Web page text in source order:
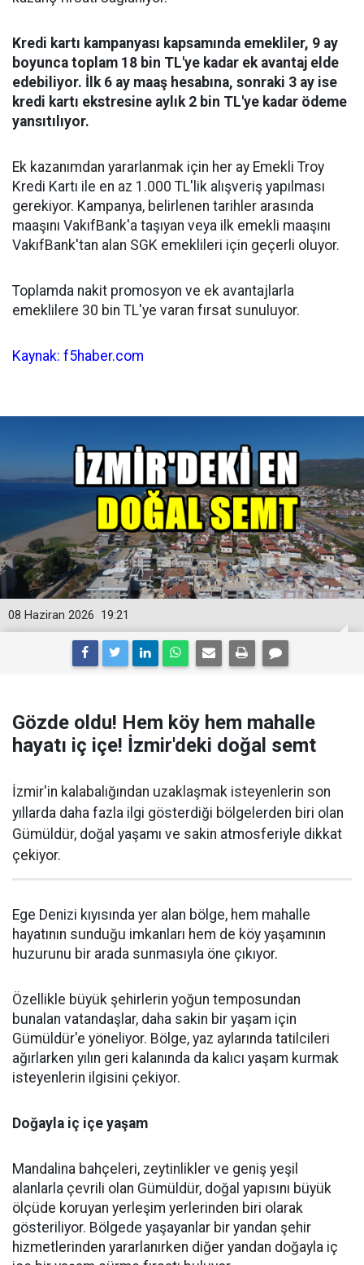
Kredi kartı kampanyası kapsamında emekliler, 9 ay
boyunca toplam 18 bin TL'ye kadar ek avantaj elde
edebiliyor. İlk 6 ay maaş hesabına, sonraki 3 ay ise
kredi kartı ekstresine aylık 2 bin TL'ye kadar ödeme
yansıtılıyor.
Ek kazanımdan yararlanmak için her ay Emekli Troy
Kredi Kartı ile en az 1.000 TL'lik alışveriş yapılması
gerekiyor. Kampanya, belirlenen tarihler arasında
maaşını VakıfBank'a taşıyan veya ilk emekli maaşını
VakıfBank'tan alan SGK emeklileri için geçerli oluyor.
Toplamda nakit promosyon ve ek avantajlarla
emeklilere 30 bin TL'ye varan fırsat sunuluyor.
Kaynak: f5haber.com
19:21
08 Haziran 2026
Gözde oldu! Hem köy hem mahalle
hayatı iç içe! İzmir'deki doğal semt
İzmir'in kalabalığından uzaklaşmak isteyenlerin son
yıllarda daha fazla ilgi gösterdiği bölgelerden biri olan
Gümüldür, doğal yaşamı ve sakin atmosferiyle dikkat
çekiyor.
Ege Denizi kıyısında yer alan bölge, hem mahalle
hayatının sunduğu imkanları hem de köy yaşamının
huzurunu bir arada sunmasıyla öne çıkıyor.
Özellikle büyük şehirlerin yoğun temposundan
bunalan vatandaşlar, daha sakin bir yaşam için
Gümüldür'e yöneliyor. Bölge, yaz aylarında tatilcileri
ağırlarken yılın geri kalanında da kalıcı yaşam kurmak
isteyenlerin ilgisini çekiyor.
Doğayla iç içe yaşam
Mandalina bahçeleri, zeytinlikler ve geniş yeşil
alanlarla çevrili olan Gümüldür, doğal yapısını büyük
ölçüde koruyan yerleşim yerlerinden biri olarak
gösteriliyor. Bölgede yaşayanlar bir yandan şehir
hizmetlerinden yararlanırken diğer yandan doğayla iç